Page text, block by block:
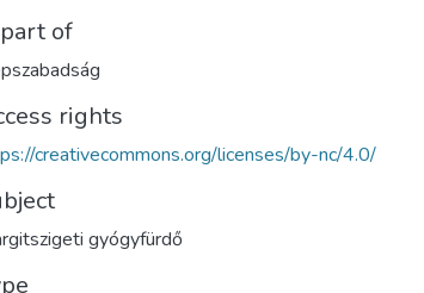
of
rights
creativecommons.org/licenses/by-nc/4.0/
gyógyfürdő